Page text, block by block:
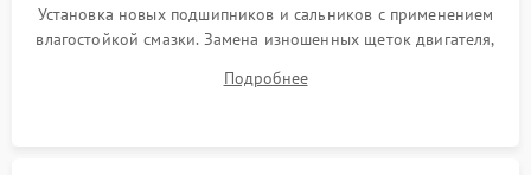
Установка новых подшипников и сальников с применением
влагостойкой смазки. Замена изношенных щеток двигателя,
или поврежденной резиновой манжеты.
Подробнее